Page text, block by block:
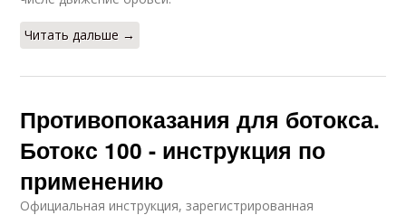
Читать дальше →
Противопоказания для ботокса.
Ботокс 100 - инструкция по
применению
Официальная инструкция, зарегистрированная